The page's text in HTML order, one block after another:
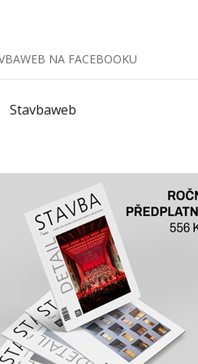
NA FACEBOOKU
Stavbaweb